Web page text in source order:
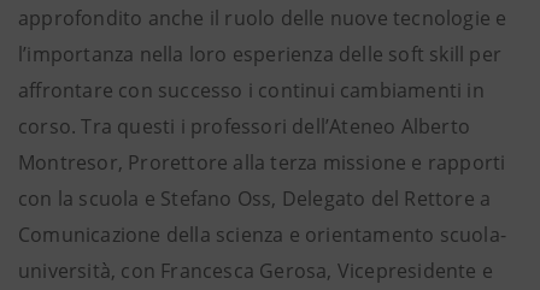
approfondito anche il ruolo delle nuove tecnologie e
l’importanza nella loro esperienza delle soft skill per
affrontare con successo i continui cambiamenti in
corso. Tra questi i professori dell’Ateneo Alberto
Montresor, Prorettore alla terza missione e rapporti
con la scuola e Stefano Oss, Delegato del Rettore a
Comunicazione della scienza e orientamento scuola-
università, con Francesca Gerosa, Vicepresidente e